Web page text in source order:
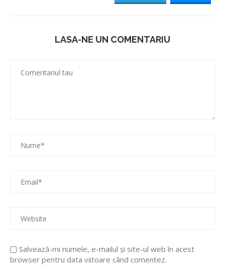
LASA-NE UN COMENTARIU
Salvează-mi numele, e-mailul și site-ul web în acest
browser pentru data viitoare când comentez.